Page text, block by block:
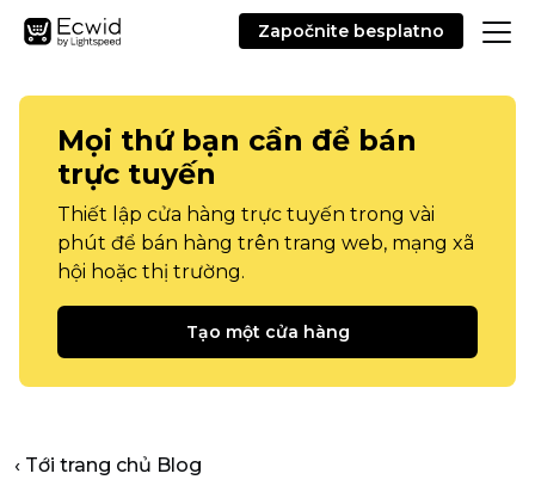
Započnite besplatno
Mọi thứ bạn cần để bán
trực tuyến
Thiết lập cửa hàng trực tuyến trong vài
phút để bán hàng trên trang web, mạng xã
hội hoặc thị trường.
Tạo một cửa hàng
‹ Tới trang chủ Blog